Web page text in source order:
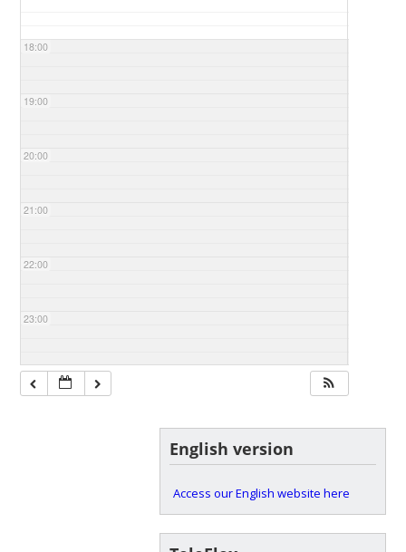
18:00
19:00
20:00
21:00
22:00
23:00
English version
Access our English website here